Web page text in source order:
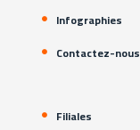
Infographies
Contactez-nous
Filiales